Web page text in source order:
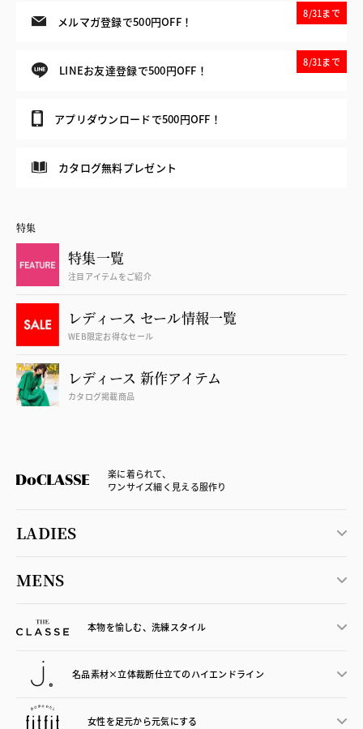
メルマガ登録で500円OFF！
8/31まで
LINEお友達登録で500円OFF！
8/31まで
アプリダウンロードで500円OFF！
カタログ無料プレゼント
特集
特集一覧
注目アイテムをご紹介
レディース セール情報一覧
WEB限定お得なセール
レディース 新作アイテム
カタログ掲載商品
楽に着られて、
ワンサイズ細く見える服作り
LADIES
MENS
本物を愉しむ、洗練スタイル
名品素材×立体裁断仕立てのハイエンドライン
女性を足元から元気にする